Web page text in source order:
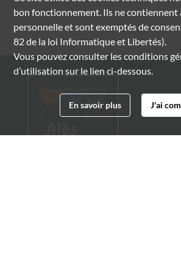
bon fonctionnement. Ils ne contiennent
personnelle et sont exemptés de
82 de la loi Informatique et Libertés).
Vous pouvez consulter les conditions
d’utilisation sur le lien ci-dessous.
En savoir plus J'ai